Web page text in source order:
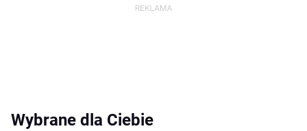
Wybrane dla Ciebie